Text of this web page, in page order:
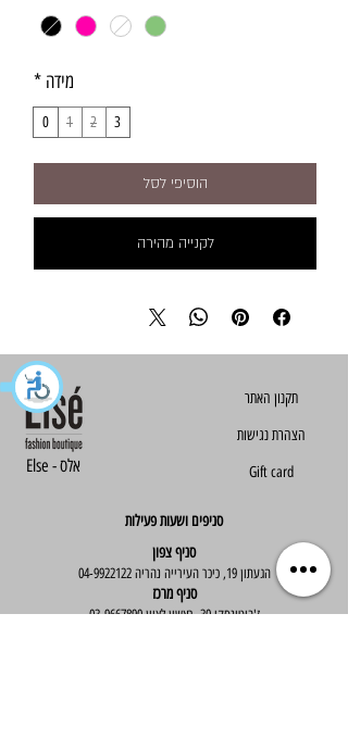
מידה *
3
2
1
0
הוסיפי לסל
לקנייה מהירה
Else - אלס
תקנון האתר​​
הצהרת נגישות
Gift card
סניפים ושעות פעילות
סניף צפון
הגעתון 19, כיכר העירייה נהריה 04-9922122
סניף מרכז
ז'בוטינסקי 30, ראשון לציון 03-9667890